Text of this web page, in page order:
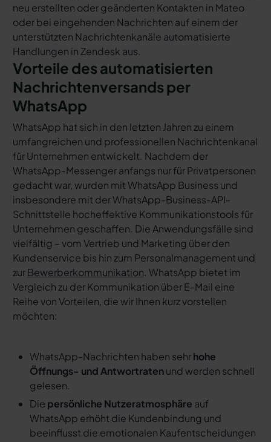
neu erstellten oder geänderten Kontakten in Mateo
oder bei eingehenden Nachrichten auf einem der
unterstützten Nachrichtenkanäle automatisierte
Handlungen in Zendesk aus.
Vorteile des automatisierten
Nachrichtenversands per
WhatsApp
WhatsApp hat sich in den letzten Jahren zu einem
umfangreichen und professionellen Nachrichtenkanal
für Unternehmen entwickelt. Nachdem der
WhatsApp-Messenger anfangs nur für Privatpersonen
gedacht war, wurden mit WhatsApp Business und
insbesondere mit der WhatsApp-Business-API-
Schnittstelle hocheffektive Kommunikationstools für
Unternehmen geschaffen. Die Anwendungsfälle sind
vielfältig – vom Vertrieb und Marketing über den
Kundenservice bis hin zum Personalmanagement und
zurBewerberkommunikation. WhatsApp bietet im
Vergleich zu der Kommunikation über E-Mail eine
Reihe von Vorteilen, die wir Ihnen kurz vorstellen
möchten:
WhatsApp-Nachrichten haben sehrhohe
Öffnungs- und Antwortratenund werden schnell
gelesen.
Die persönliche Nutzeratmosphäre auf
WhatsApp erhöht die Kundenbindung und
beeinflusst die emotionalen Kaufentscheidungen